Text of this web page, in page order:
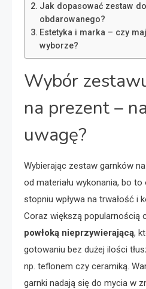
Jak dopasować zestaw
obdarowanego?
Estetyka i marka – czy
wyborze?
Wybór
na prezent –
uwagę?
Wybierając zestaw garnków
od materiału wykonania, bo
stopniu wpływa na trwałość i
Coraz większą popularnością
powłoką nieprzywierającą,
gotowaniu bez dużej ilości
np. teflonem czy ceramiką.
garnki nadają się do mycia w